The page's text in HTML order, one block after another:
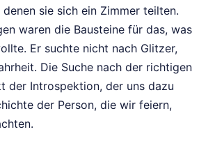
sie sich ein Zimmer teilten.
waren die Bausteine für das, was
Er suchte nicht nach Glitzer,
Die Suche nach der richtigen
der Introspektion, der uns dazu
der Person, die wir feiern,